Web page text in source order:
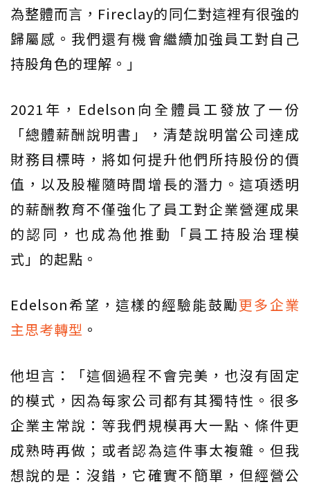
為整體而言，Fireclay的同仁對這裡有很強的
歸屬感。我們還有機會繼續加強員工對自己
持股角色的理解。」
2021年，Edelson向全體員工發放了一份
「總體薪酬說明書」，清楚說明當公司達成
財務目標時，將如何提升他們所持股份的價
值，以及股權隨時間增長的潛力。這項透明
的薪酬教育不僅強化了員工對企業營運成果
的認同，也成為他推動「員工持股治理模
式」的起點。
Edelson希望，這樣的經驗能鼓勵更多企業
主思考轉型 。
他坦言：「這個過程不會完美，也沒有固定
的模式，因為每家公司都有其獨特性。很多
企業主常說：等我們規模再大一點、條件更
成熟時再做；或者認為這件事太複雜。但我
想說的是：沒錯，它確實不簡單，但經營公